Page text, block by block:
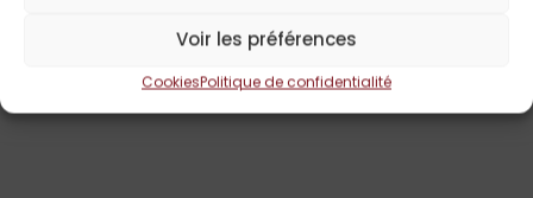
Voir les préférences
CookiesPolitique de confidentialité